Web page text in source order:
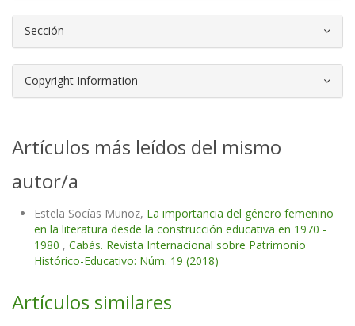
Sección
Copyright Information
Artículos más leídos del mismo
autor/a
Estela Socías Muñoz, La importancia del género femenino
en la literatura desde la construcción educativa en 1970 -
1980 , Cabás. Revista Internacional sobre Patrimonio
Histórico-Educativo: Núm. 19 (2018)
Artículos similares